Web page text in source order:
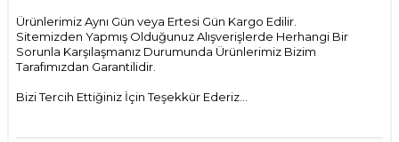
Ürünlerimiz Aynı Gün veya Ertesi Gün Kargo Edilir.
Sitemizden Yapmış Olduğunuz Alışverişlerde Herhangi Bir
Sorunla Karşılaşmanız Durumunda Ürünlerimiz Bizim
Tarafımızdan Garantilidir.
Bizi Tercih Ettiğiniz İçin Teşekkür Ederiz...